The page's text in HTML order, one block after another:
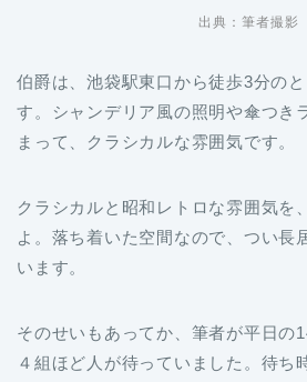
出典：筆者撮影
伯爵は、池袋駅東口から徒歩3分の
す。シャンデリア風の照明や傘つき
まって、クラシカルな雰囲気です。
クラシカルと昭和レトロな雰囲気を
よ。落ち着いた空間なので、つい長
います。
そのせいもあってか、筆者が平日の
４組ほど人が待っていました。待ち